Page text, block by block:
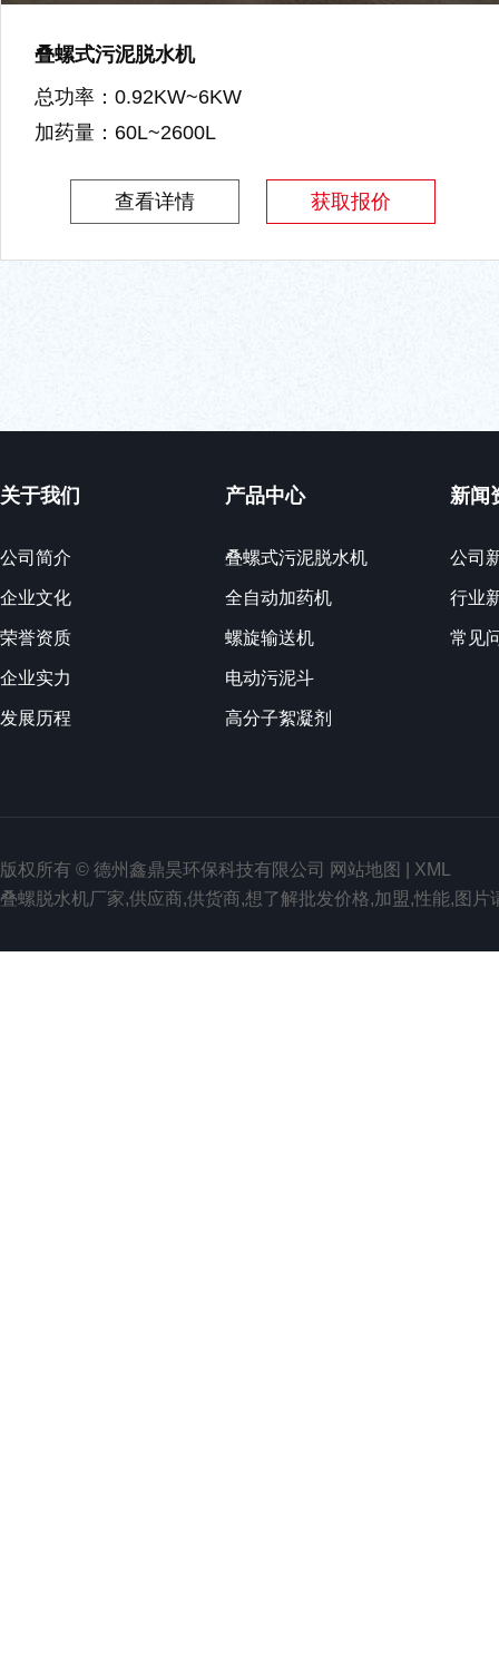
叠螺式污泥脱水机
总功率：0.92KW~6KW
加药量：60L~2600L
查看详情 获取报价
关于我们
公司简介
企业文化
荣誉资质
企业实力
发展历程
产品中心
叠螺式污泥脱水机
全自动加药机
螺旋输送机
电动污泥斗
高分子絮凝剂
新闻
公司
行业
常见
版权所有 © 德州鑫鼎昊环保科技有限公司 网站地图
XML
叠螺脱水机厂家,供应商,供货商,想了解批发价格,加盟,性能,图片